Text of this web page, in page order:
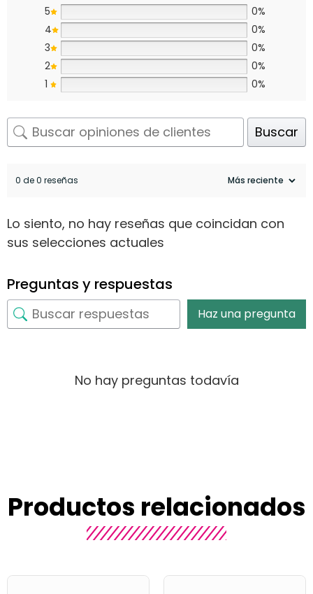
5
0%
4
0%
3
0%
2
0%
1
0%
Buscar
0 de 0 reseñas
Lo siento, no hay reseñas que coincidan con
sus selecciones actuales
Preguntas y respuestas
Haz una pregunta
No hay preguntas todavía
Productos relacionados